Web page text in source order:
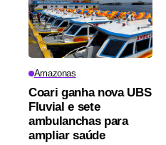
Amazonas
Coari ganha nova UBS
Fluvial e sete
ambulanchas para
ampliar saúde